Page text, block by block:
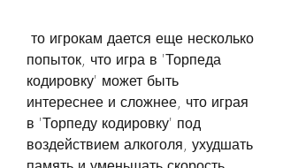
попыток, что игра в 'Торпеда
кодировку' может быть
интереснее и сложнее, что играя
в 'Торпеду кодировку' под
воздействием алкоголя, ухудшать